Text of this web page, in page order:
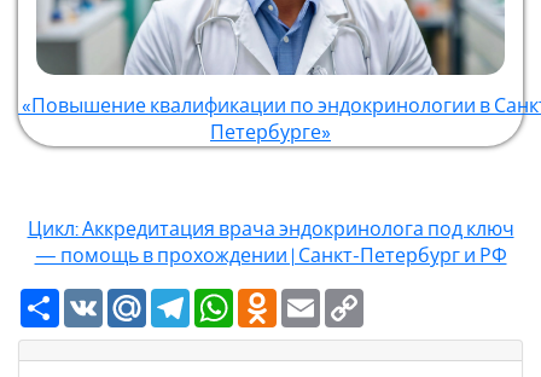
«Повышение квалификации по эндокринологии в
Петербурге»
Цикл: Аккредитация врача эндокринолога под ключ
— помощь в прохождении | Санкт-Петербург и РФ
Ресурс
VK Mail.RuTelegramWhatsAppOdnoklassniki
Email